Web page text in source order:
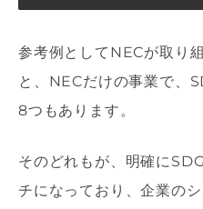
参考例としてNECが取り
と、NECだけの事業で、
8つもあります。
そのどれもが、明確に
チになっており、企業の